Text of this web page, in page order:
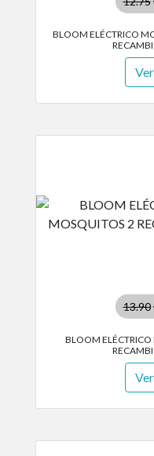
BLOOM ELÉCTRICO
13.90
BLOOM ELÉCTRICO